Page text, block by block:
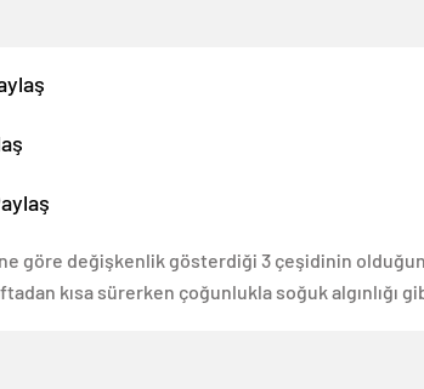
göre değişkenlik gösterdiği 3 çeşidinin
kısa sürerken çoğunlukla soğuk algınlığı